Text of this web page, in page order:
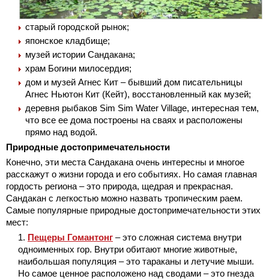
старый городской рынок;
японское кладбище;
музей истории Сандакана;
храм Богини милосердия;
дом и музей Агнес Кит – бывший дом писательницы
Агнес Ньютон Кит (Кейт), восстановленный как музей;
деревня рыбаков Sim Sim Water Village, интересная тем,
что все ее дома построены на сваях и расположены
прямо над водой.
Природные достопримечательности
Конечно, эти места Сандакана очень интересны и многое
расскажут о жизни города и его событиях. Но самая главная
гордость региона – это природа, щедрая и прекрасная.
Сандакан с легкостью можно назвать тропическим раем.
Самые популярные природные достопримечательности этих
мест:
Пещеры Гомантонг – это сложная система внутри
одноименных гор. Внутри обитают многие животные,
наибольшая популяция – это тараканы и летучие мыши.
Но самое ценное расположено над сводами – это гнезда